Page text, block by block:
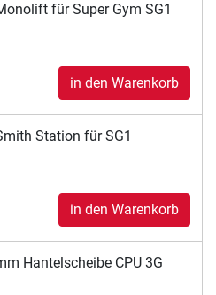
für Super Gym SG1
in den Warenkorb
Station für SG1
in den Warenkorb
Hantelscheibe CPU 3G